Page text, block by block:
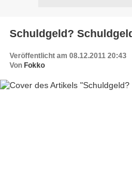
Schuldgeld?
Veröffentlicht am 08.12.2011 20:43
Von Fokko